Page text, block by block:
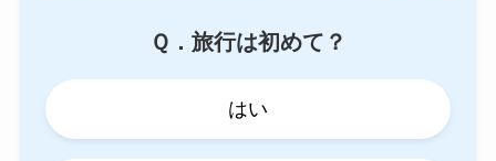
Ｑ．旅行は初めて？
はい